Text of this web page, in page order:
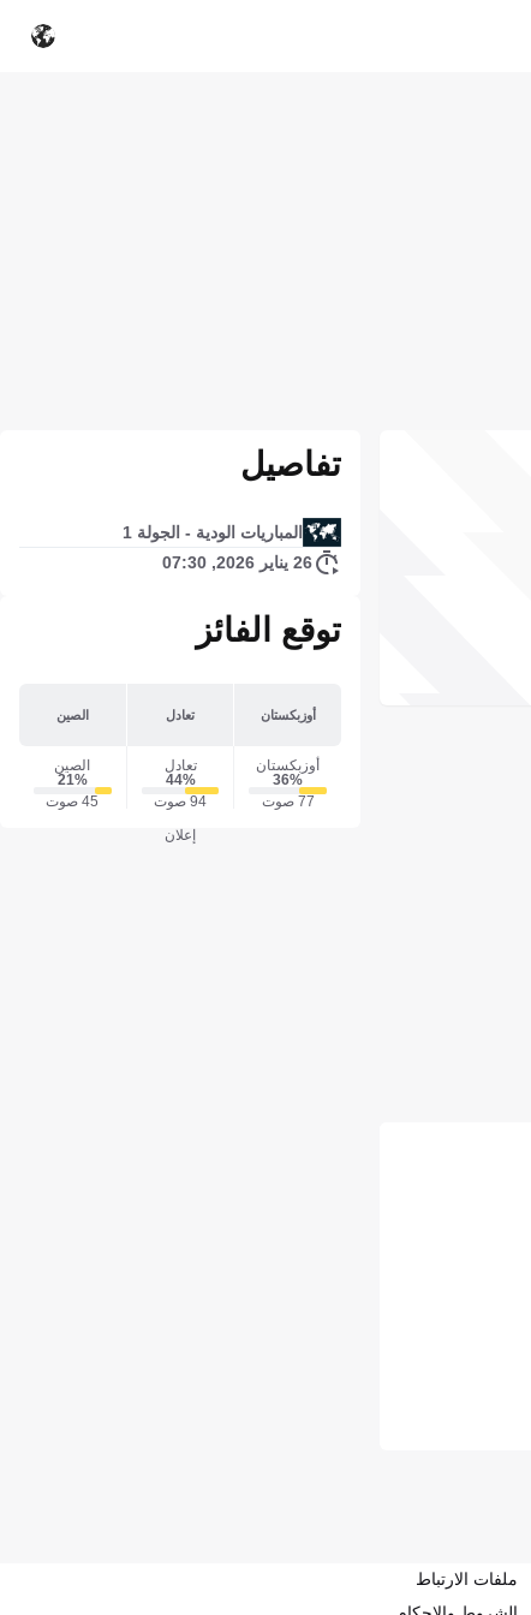
تفاصيل
المباريات الودية - الجولة 1
26 يناير 2026, 07:30
توقع الفائز
أوزبكستان تعادل الصين
أوزبكستان
36‎%‎
77 صوت
تعادل
44‎%‎
94 صوت
الصين
21‎%‎
45 صوت
إعلان
ملفات الارتباط